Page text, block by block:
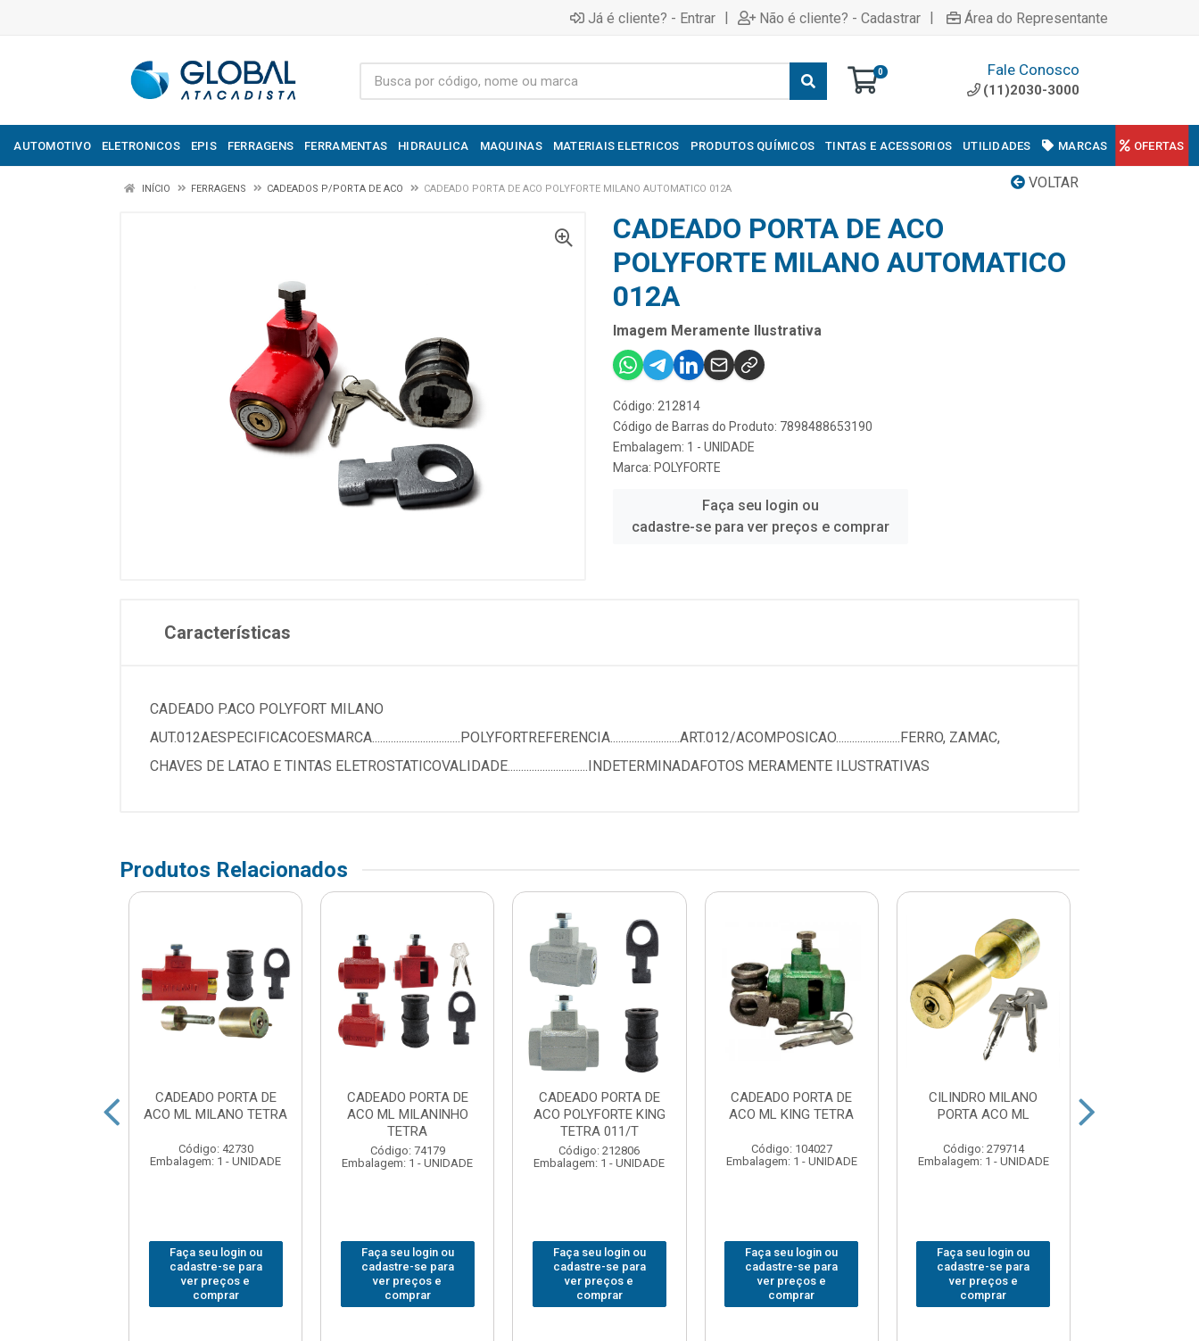
Já é cliente? - Entrar | Não é cliente? - Cadastrar | Área do Representante
0 Fale Conosco
(11)2030-3000
AUTOMOTIVO ELETRONICOS EPIS FERRAGENS FERRAMENTAS HIDRAULICA MAQUINAS MATERIAIS ELETRICOS PRODUTOS QUÍMICOS TINTAS E ACESSORIOS UTILIDADES MARCAS OFERTAS
VOLTAR
INÍCIO FERRAGENS CADEADOS P/PORTA DE ACO CADEADO PORTA DE ACO POLYFORTE MILANO AUTOMATICO 012A
CADEADO PORTA DE ACO
POLYFORTE MILANO AUTOMATICO
012A
Imagem Meramente Ilustrativa
Código: 212814
Código de Barras do Produto: 7898488653190
Embalagem: 1 - UNIDADE
Marca: POLYFORTE
Faça seu login ou
cadastre-se para ver preços e comprar
Características
CADEADO P.ACO POLYFORT MILANO
AUT.012AESPECIFICACOESMARCA.................................POLYFORTREFERENCIA..........................ART.012/ACOMPOSICAO........................FERRO, ZAMAC,
CHAVES DE LATAO E TINTAS ELETROSTATICOVALIDADE..............................INDETERMINADAFOTOS MERAMENTE ILUSTRATIVAS
Produtos Relacionados
CADEADO PORTA DE
ACO ML MILANO TETRA
Código: 42730
Embalagem: 1 - UNIDADE
Faça seu login ou
cadastre-se para
ver preços e
comprar
CADEADO PORTA DE
ACO ML MILANINHO
TETRA
Código: 74179
Embalagem: 1 - UNIDADE
Faça seu login ou
cadastre-se para
ver preços e
comprar
CADEADO PORTA DE
ACO POLYFORTE KING
TETRA 011/T
Código: 212806
Embalagem: 1 - UNIDADE
Faça seu login ou
cadastre-se para
ver preços e
comprar
CADEADO PORTA DE
ACO ML KING TETRA
Código: 104027
Embalagem: 1 - UNIDADE
Faça seu login ou
cadastre-se para
ver preços e
comprar
CILINDRO MILANO
PORTA ACO ML
Código: 279714
Embalagem: 1 - UNIDADE
Faça seu login ou
cadastre-se para
ver preços e
comprar